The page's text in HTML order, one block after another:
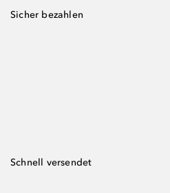
Sicher bezahlen
Schnell versendet